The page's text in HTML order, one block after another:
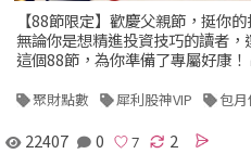
【88節限定】歡慶父親節，挺你
無論你是想精進投資技巧的讀者，
這個88節，為你準備了專屬好康
聚財點數 犀利股神VIP 包
22407 0 2